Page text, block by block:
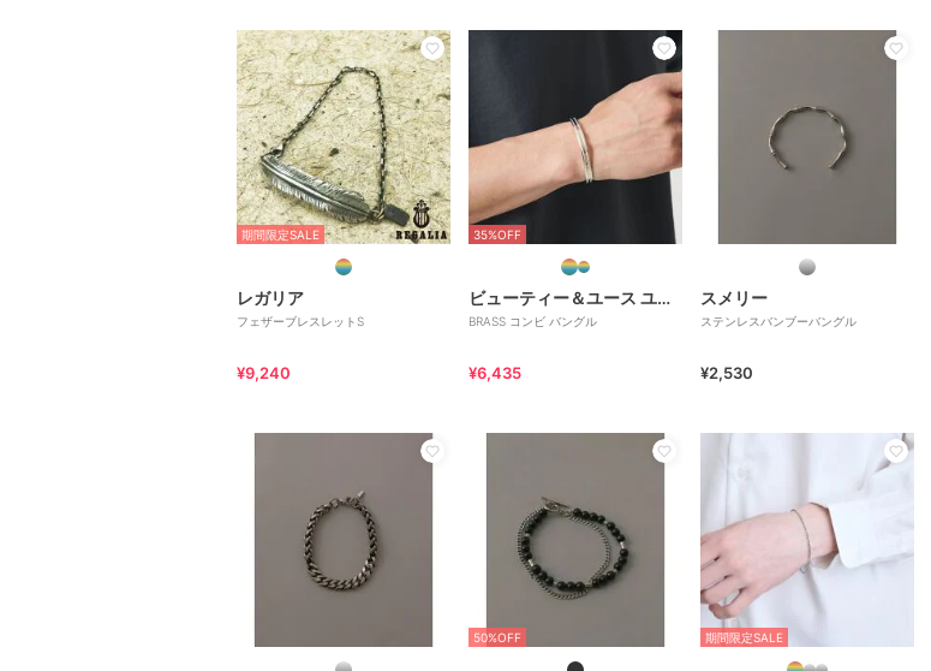
期間限定SALE
レガリア
フェザーブレスレットS
¥9,240
35%OFF
ビューティー＆ユース ユナイテッドアローズ
BRASS コンビ バングル
¥6,435
スメリー
ステンレスバンブーバングル
¥2,530
50%OFF 期間限定SALE